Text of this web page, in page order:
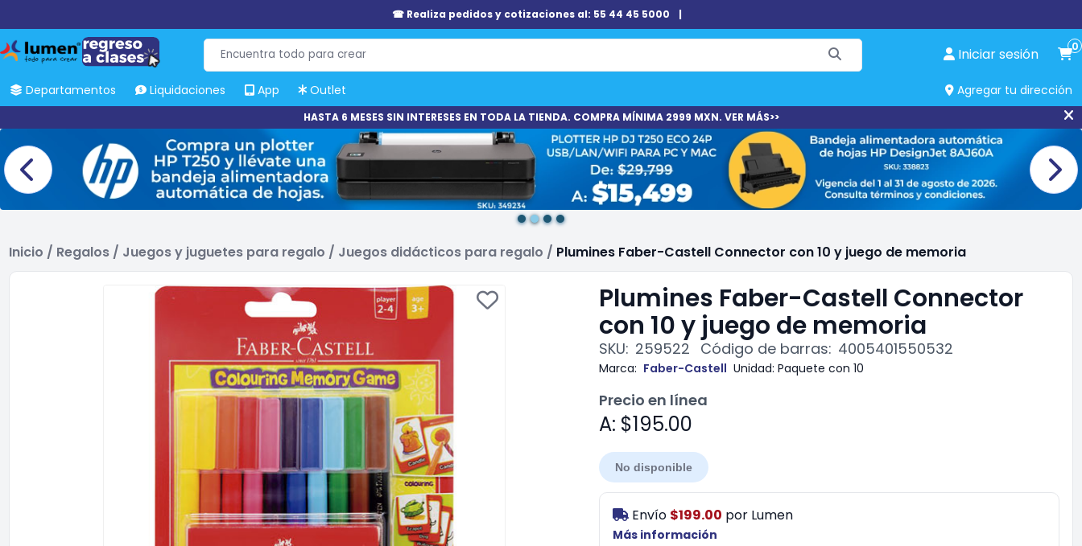
☎ Realiza pedidos y cotizaciones al: 55 44 45 5000 |
Iniciar sesión 0
Departamentos Liquidaciones App Outlet Agregar tu dirección
HASTA 6 MESES SIN INTERESES EN TODA LA TIENDA. COMPRA MÍNIMA 2999 MXN. VER MÁS>>
Inicio / Regalos / Juegos y juguetes para regalo / Juegos didácticos para regalo / Plumines Faber-Castell Connector con 10 y juego de memoria
Plumines Faber-Castell Connector
con 10 y juego de memoria
SKU: 259522 Código de barras: 4005401550532
Marca: Faber-Castell Unidad: Paquete con 10
Precio en línea
A: $195.00
No disponible
Envío $199.00 por Lumen
Más información